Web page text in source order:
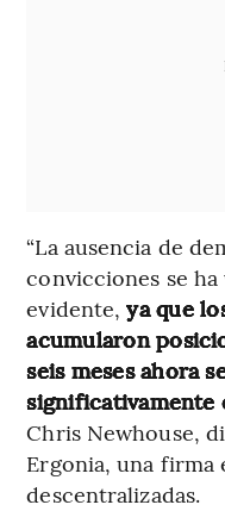
“La ausencia de
convicciones se
evidente,ya que
acumularon
seis meses ahora
significativamente
Chris Newhouse,
Ergonia, una firma
descentralizadas.